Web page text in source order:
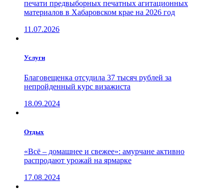
печати предвыборных печатных агитационных
материалов в Хабаровском крае на 2026 год
11.07.2026
Услуги
Благовещенка отсудила 37 тысяч рублей за
непройденный курс визажиста
18.09.2024
Отдых
«Всё – домашнее и свежее»: амурчане активно
распродают урожай на ярмарке
17.08.2024